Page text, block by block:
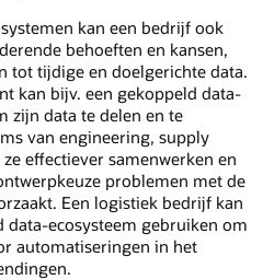
kan een bedrijf ook
behoeften en kansen,
tot tijdige en doelgerichte data.
kan bijv. een gekoppeld data-
zijn data te delen en te
van engineering, supply
effectiever samenwerken en
problemen met de
Een logistiek bedrijf kan
data-ecosysteem gebruiken om
automatiseringen in het